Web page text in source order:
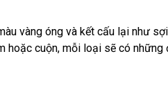
vàng óng và kết cấu lại như
cuộn, mỗi loại sẽ có những